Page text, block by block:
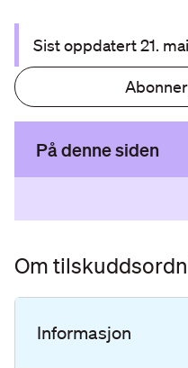
Sist oppdatert21.
På denne siden
Om
Informasjon